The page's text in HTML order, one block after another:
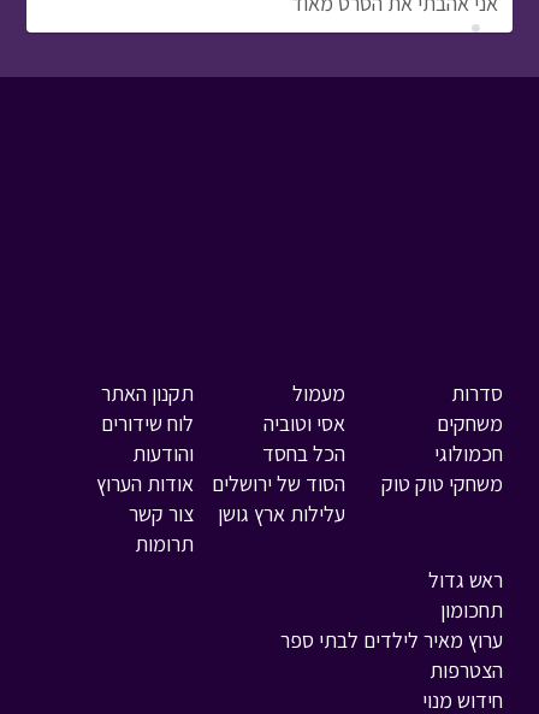
סדרות
משחקים
חכמולוגי
משחקי טוק טוק
מעמול
אסי וטוביה
הכל בחסד
הסוד של ירושלים
עלילות ארץ גושן
ראש גדול
תחכומון
ערוץ מאיר לילדים לבתי ספר
הצטרפות
חידוש מנוי
תקנון האתר
לוח שידורים
והודעות
אודות הערוץ
צור קשר
תרומות